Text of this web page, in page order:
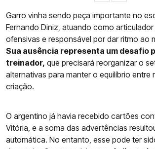
Garro vinha sendo peça importante no
Fernando Diniz, atuando como
ofensivas e responsável por dar ritmo ao
Sua ausência representa um desafio
treinador, que precisará reorganizar o
alternativas para manter o equilíbrio entre
criação.
O argentino já havia recebido cartões
Vitória, e a soma das advertências
automática. No entanto, esse pode ter